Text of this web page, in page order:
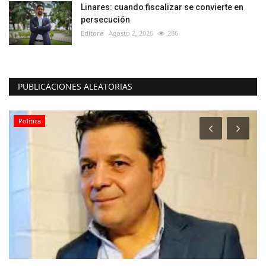
Linares: cuando fiscalizar se convierte en
persecución
Editora Agosto 2, 2026 286
PUBLICACIONES ALEATORIAS
Espectáculos